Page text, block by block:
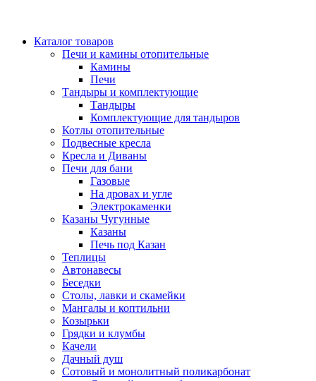
Каталог товаров
Печи и камины отопительные
Камины
Печи
Тандыры и комплектующие
Тандыры
Комплектующие для тандыров
Котлы отопительные
Подвесные кресла
Кресла и Диваны
Печи для бани
Газовые
На дровах и угле
Электрокаменки
Казаны Чугунные
Казаны
Печь под Казан
Теплицы
Автонавесы
Беседки
Столы, лавки и скамейки
Мангалы и коптильни
Козырьки
Грядки и клумбы
Качели
Дачный душ
Сотовый и монолитный поликарбонат